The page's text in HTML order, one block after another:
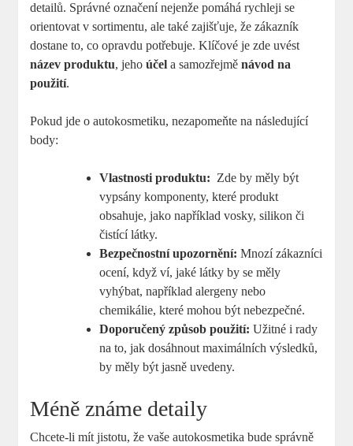
⁢detailů. Správné⁣ označení‍ nejenže ⁤pomáhá rychleji se
orientovat v sortimentu, ale ​také⁢ zajišťuje,‌ že zákazník
dostane to, co opravdu potřebuje. Klíčové je zde uvést
název produktu, jehoúčel a⁤ samozřejměnávod na
⁢použití.
Pokud jde⁣ o autokosmetiku, nezapomeňte na následující
body:
Vlastnosti‌ produktu: ⁤ Zde by měly být
vypsány‍ komponenty, které produkt
obsahuje, jako​ například vosky, silikon či
čistící látky.
Bezpečnostní upozornění: Mnozí zákazníci
ocení, když ví, jaké ‍látky by se měly
vyhýbat, například alergeny nebo
chemikálie, které mohou být nebezpečné.
Doporučený způsob použití: Užitné i⁣ rady
na to, jak dosáhnout maximálních výsledků,
by měly být jasně​ uvedeny.
Méně známe detaily
Chcete-li mít jistotu,⁢ že vaše autokosmetika bude správně